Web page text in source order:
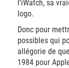
l’iWatch, sa
logo.
Donc pour
possibles qui
allégorie de
1984 pour